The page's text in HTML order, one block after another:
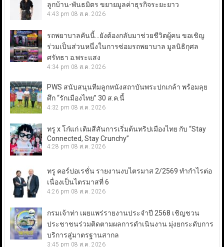
ลูกบ้าน-พันธมิตร ขยายมูลค่าธุรกิจระยะยาว
4:43 pm 08 ส.ค. 2026
รถพยาบาลคันนี้…ยังต้องกลับมาช่วยชีวิตผู้คน ขอเชิญ
ร่วมเป็นส่วนหนึ่งในการซ่อมรถพยาบาล มูลนิธิกุศล
ศรัทธา อ.พระแสง
4:34 pm 08 ส.ค. 2026
PWS สนับสนุนทีมลูกหนังสถาบันพระปกเกล้า พร้อมลุย
ศึก “รักเมืองไทย” 30 ส.ค.นี้
4:32 pm 08 ส.ค. 2026
ทรู x โก๋แก่ เติมสีสันการเริ่มต้นทริปเมืองไทย กับ “Stay
Connected, Stay Crunchy”
4:28 pm 08 ส.ค. 2026
ทรู คอร์ปอเรชั่น รายงานงบไตรมาส 2/2569 ทำกำไรต่อ
เนื่องเป็นไตรมาสที่ 6
4:26 pm 08 ส.ค. 2026
กรมเจ้าท่า เผยแพร่รายงานประจำปี 2568 เชิญชวน
ประชาชนร่วมติดตามผลการดำเนินงาน มุ่งยกระดับการ
บริการสู่มาตรฐานสากล
3:45 pm 08 ส.ค. 2026